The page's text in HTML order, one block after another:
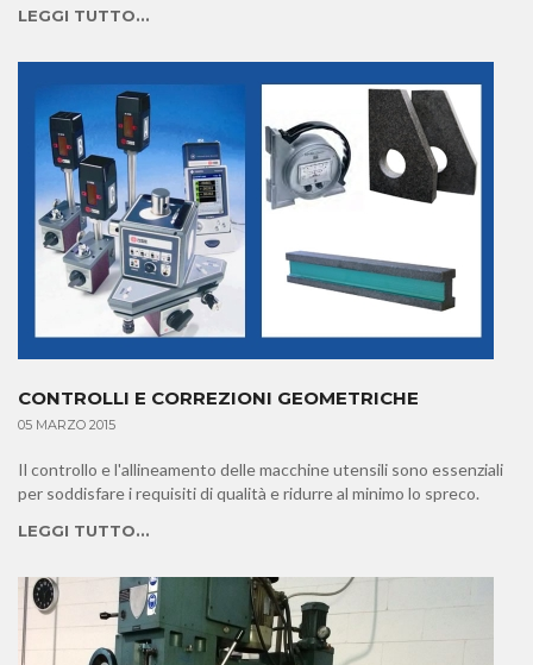
LEGGI TUTTO...
CONTROLLI E CORREZIONI GEOMETRICHE
05 MARZO 2015
Il controllo e l'allineamento delle macchine utensili sono essenziali
per soddisfare i requisiti di qualità e ridurre al minimo lo spreco.
LEGGI TUTTO...